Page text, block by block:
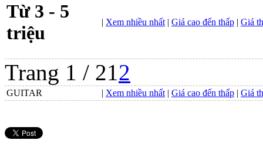
Từ 3 - 5
triệu
| Xem nhiều nhất | Giá cao đến thấp | Giá
Trang 1 / 212
GUITAR | Xem nhiều nhất | Giá cao đến thấp | Giá